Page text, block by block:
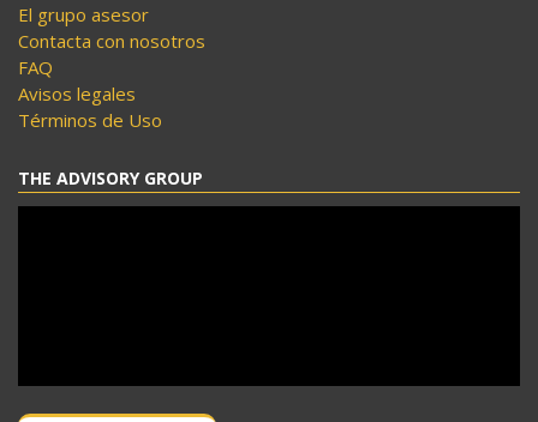
El grupo asesor
Contacta con nosotros
FAQ
Avisos legales
Términos de Uso
THE ADVISORY GROUP